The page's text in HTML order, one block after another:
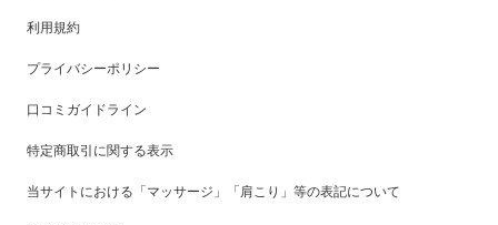
利用規約
プライバシーポリシー
口コミガイドライン
特定商取引に関する表示
当サイトにおける「マッサージ」「肩こり」等の表記について